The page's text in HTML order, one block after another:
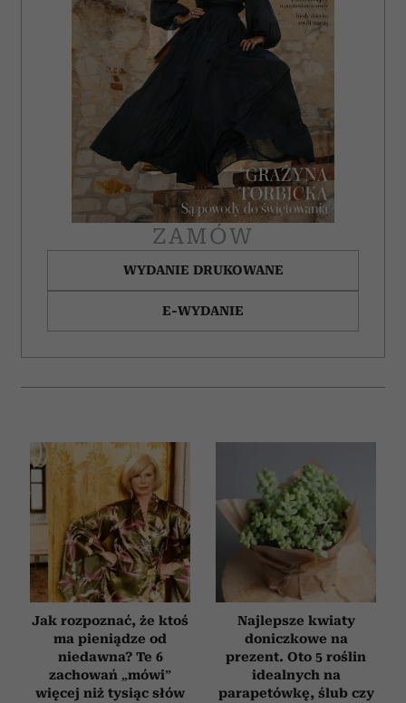
ZAMÓW
WYDANIE DRUKOWANE
E-WYDANIE
Jak rozpoznać, że ktoś
ma pieniądze od
niedawna? Te 6
zachowań „mówi”
więcej niż tysiąc słów
Najlepsze kwiaty
doniczkowe na
prezent. Oto 5 roślin
idealnych na
parapetówkę, ślub czy